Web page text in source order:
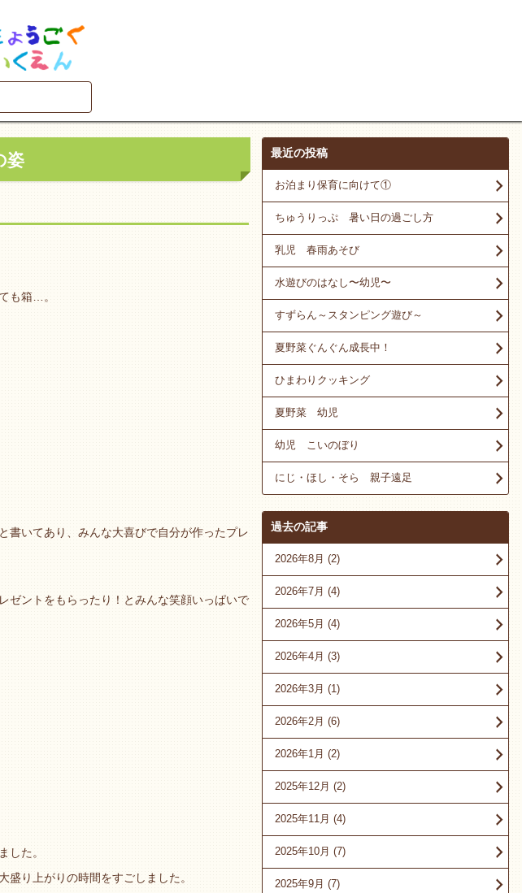
姿
も箱…。
書いてあり、みんな大喜びで自分が作ったプレ
ゼントをもらったり！とみんな笑顔いっぱいで
した。
り上がりの時間をすごしました。
最近の投稿
お泊まり保育に向けて①
ちゅうりっぷ 暑い日の過ごし方
乳児 春雨あそび
水遊びのはなし〜幼児〜
すずらん～スタンピング遊び～
夏野菜ぐんぐん成長中！
ひまわりクッキング
夏野菜 幼児
幼児 こいのぼり
にじ・ほし・そら 親子遠足
過去の記事
2026年8月 (2)
2026年7月 (4)
2026年5月 (4)
2026年4月 (3)
2026年3月 (1)
2026年2月 (6)
2026年1月 (2)
2025年12月 (2)
2025年11月 (4)
2025年10月 (7)
2025年9月 (7)